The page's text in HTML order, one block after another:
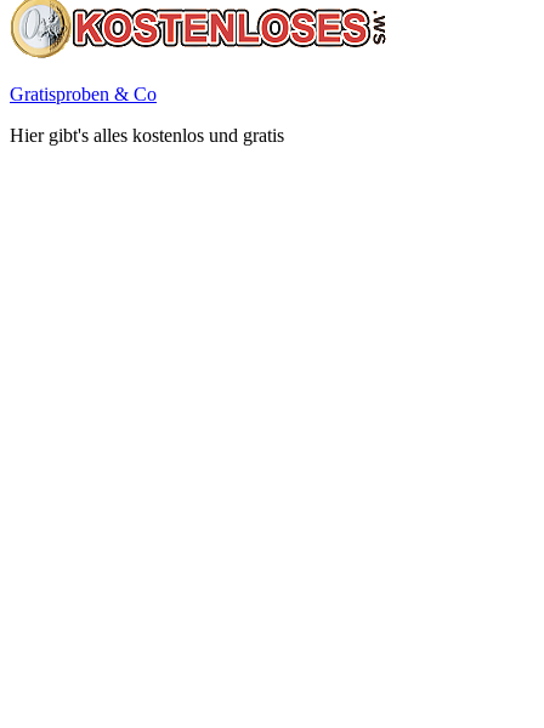
Gratisproben & Co
Hier gibt's alles kostenlos und gratis